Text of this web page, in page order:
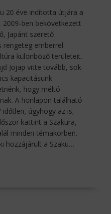
20 éve indította útjára a
2009-ben bekövetkezett
Japánt szerető
emberrel
különböző területeit.
Jojap vitte tovább, sok-
kapacitásunk
hogy méltó
A honlapon található
úgyhogy az is,
kattint a Szakura,
minden témakörben.
hozzájárult a Szaku…